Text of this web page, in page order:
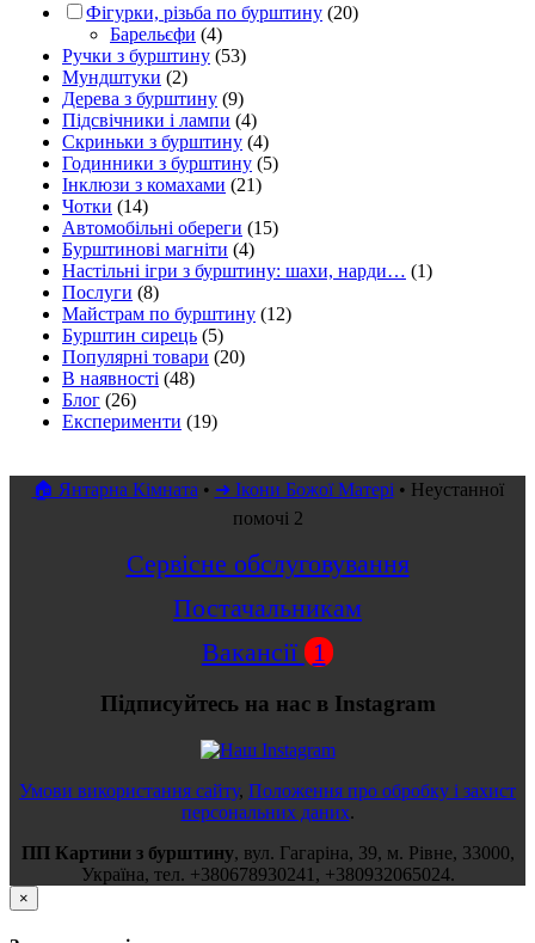
Фігурки, різьба по бурштину (20)
Барельєфи (4)
Ручки з бурштину (53)
Мундштуки (2)
Дерева з бурштину (9)
Підсвічники і лампи (4)
Скриньки з бурштину (4)
Годинники з бурштину (5)
Інклюзи з комахами (21)
Чотки (14)
Автомобільні обереги (15)
Бурштинові магніти (4)
Настільні ігри з бурштину: шахи, нарди… (1)
Послуги (8)
Майстрам по бурштину (12)
Бурштин сирець (5)
Популярні товари (20)
В наявності (48)
Блог (26)
Експерименти (19)
🏠 Янтарна Кімната • ➜ Ікони Божої Матері • Неустанної
помочі 2
Сервісне обслуговування
Постачальникам
Вакансії 1
Підписуйтесь на нас в Instagram
Умови використання сайту, Положення про обробку і захист
персональних даних.
ПП Картини з бурштину, вул. Гагаріна, 39, м. Рівне, 33000,
Україна, тел. +380678930241 , +380932065024.
×